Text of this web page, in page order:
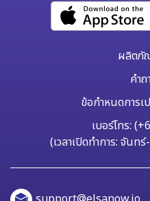
ผลิตภั
คำ
ข้อกำหนดการ
เบอร์โทร:
(เวลาเปิดทำการ: จัน